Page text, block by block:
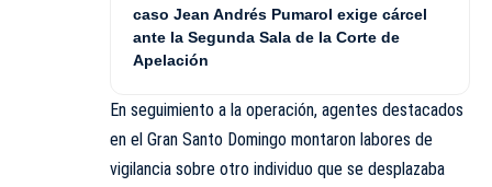
caso Jean Andrés Pumarol exige cárcel
ante la Segunda Sala de la Corte de
Apelación
En seguimiento a la operación, agentes destacados
en el Gran Santo Domingo montaron labores de
vigilancia sobre otro individuo que se desplazaba